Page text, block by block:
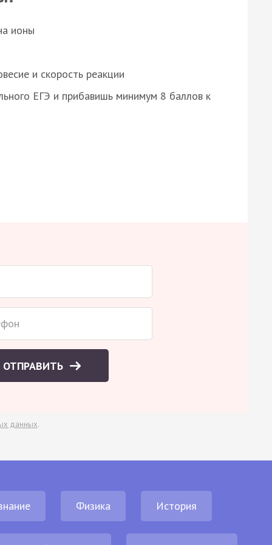
ионы
и скорость реакции
ЕГЭ и прибавишь минимум 8 баллов к
ОТПРАВИТЬ
данных.
Физика История